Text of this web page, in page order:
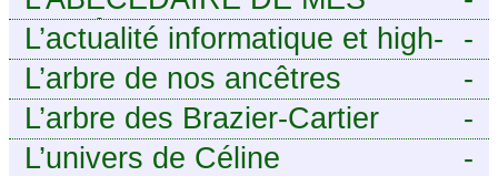
ANCÊTRES – Tout ce que
j’aurais aimé savoir sur ma
famille mais n’ai jamais osé
demander
-
L’actualité informatique et high-
tech pour décideurs IT.
-
L’arbre de nos ancêtres
-
L’arbre des Brazier-Cartier
-
L’univers de Céline